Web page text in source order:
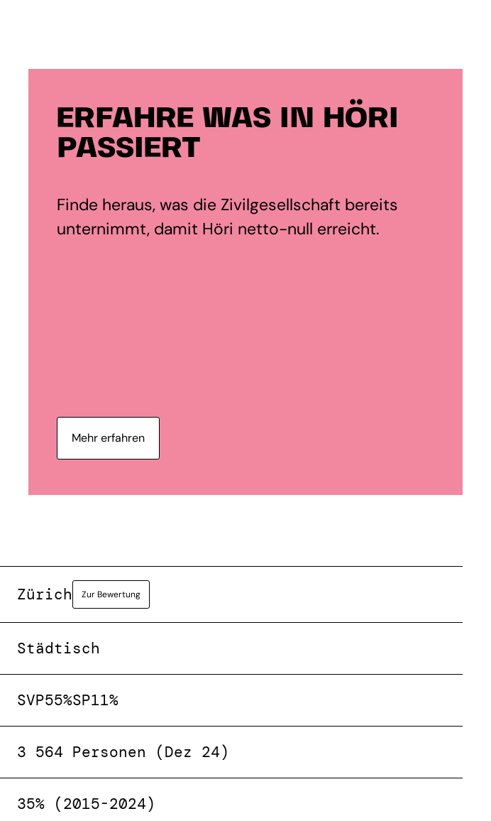
ERFAHRE WAS IN HÖRI
PASSIERT
Finde heraus, was die Zivilgesellschaft bereits
unternimmt, damit Höri netto-null erreicht.
Mehr erfahren
Zürich Zur Bewertung
Städtisch
SVP55%SP11%
3 564 Personen (Dez 24)
35% (2015-2024)